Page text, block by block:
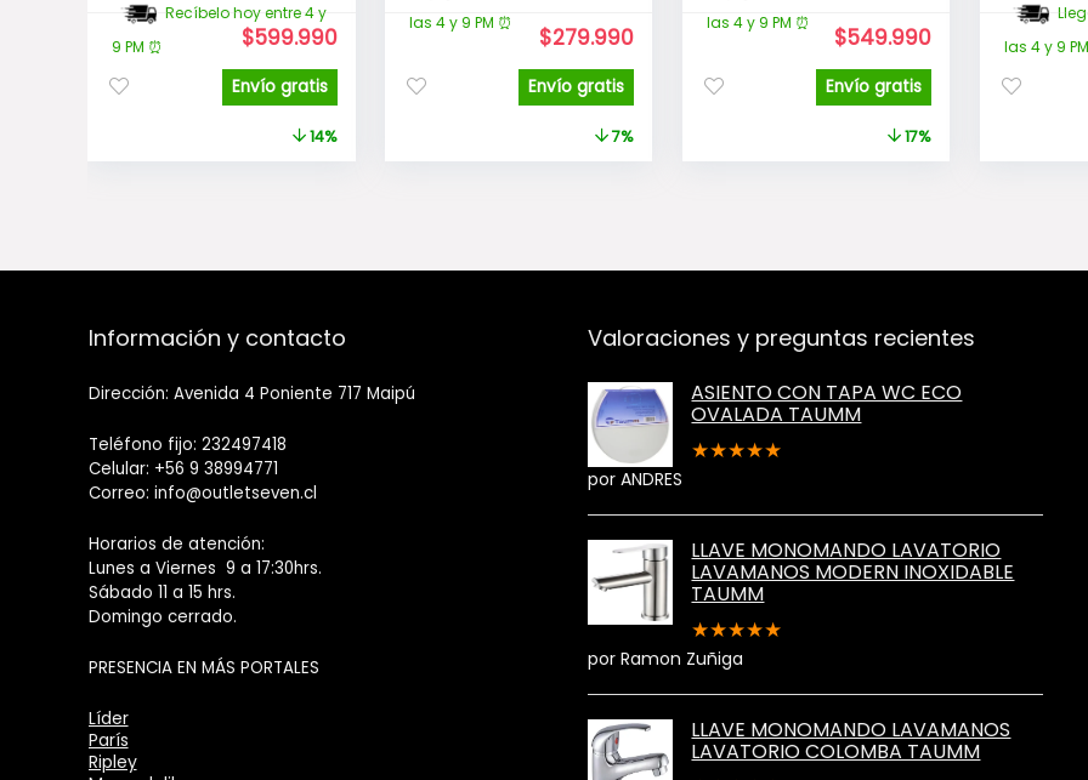
Recíbelo hoy entre 4 y
9 PM ⏰
El
original
era:
$699.990.
$599.990El
es:
$599.990.
Envío gratis
14%
las 4 y 9 PM ⏰
El
original
era:
$299.990.
$279.990El
es:
$279.990.
Envío gratis
7%
las 4 y 9 PM ⏰
El
original
era:
$659.990.
$549.990El
es:
$549.990.
Envío gratis
17%
las 4 y 9
Información y contacto
Dirección: Avenida 4 Poniente 717 Maipú
Teléfono fijo: 232497418
Celular: +56 9 38994771
Correo: info@outletseven.cl
Horarios de atención:
Lunes a Viernes 9 a 17:30hrs.
Sábado 11 a 15 hrs.
Domingo cerrado.
PRESENCIA EN MÁS PORTALES
Líder
París
Ripley
Valoraciones y preguntas recientes
ASIENTO CON TAPA WC ECO
OVALADA TAUMM
★★★★★
por ANDRES
LLAVE MONOMANDO LAVATORIO
LAVAMANOS MODERN INOXIDABLE
TAUMM
★★★★★
por Ramon Zuñiga
LLAVE MONOMANDO LAVAMANOS
LAVATORIO COLOMBA TAUMM